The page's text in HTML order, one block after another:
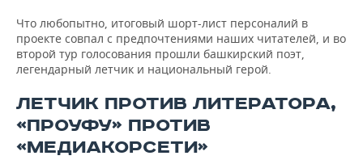
Что любопытно, итоговый шорт-лист персоналий в
проекте совпал с предпочтениями наших читателей, и во
второй тур голосования прошли башкирский поэт,
легендарный летчик и национальный герой.
ЛЕТЧИК ПРОТИВ ЛИТЕРАТОРА,
«ПРОУФУ» ПРОТИВ
«МЕДИАКОРСЕТИ»